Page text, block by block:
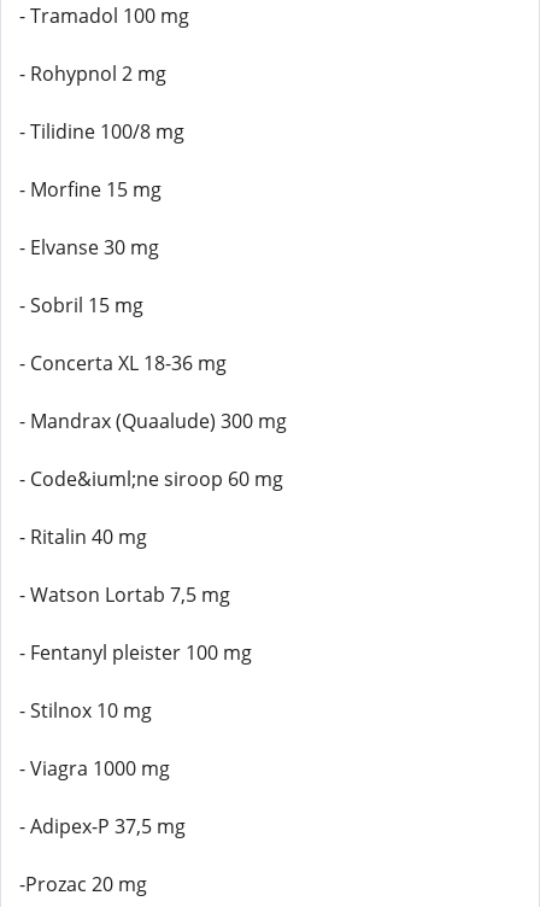
- Tramadol 100 mg
- Rohypnol 2 mg
- Tilidine 100/8 mg
- Morfine 15 mg
- Elvanse 30 mg
- Sobril 15 mg
- Concerta XL 18-36 mg
- Mandrax (Quaalude) 300 mg
- Code&iuml;ne siroop 60 mg
- Ritalin 40 mg
- Watson Lortab 7,5 mg
- Fentanyl pleister 100 mg
- Stilnox 10 mg
- Viagra 1000 mg
- Adipex-P 37,5 mg
-Prozac 20 mg